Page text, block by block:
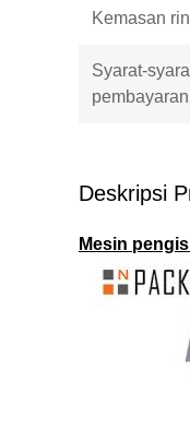
Kemasan
Syarat-
Deskripsi
Mesin